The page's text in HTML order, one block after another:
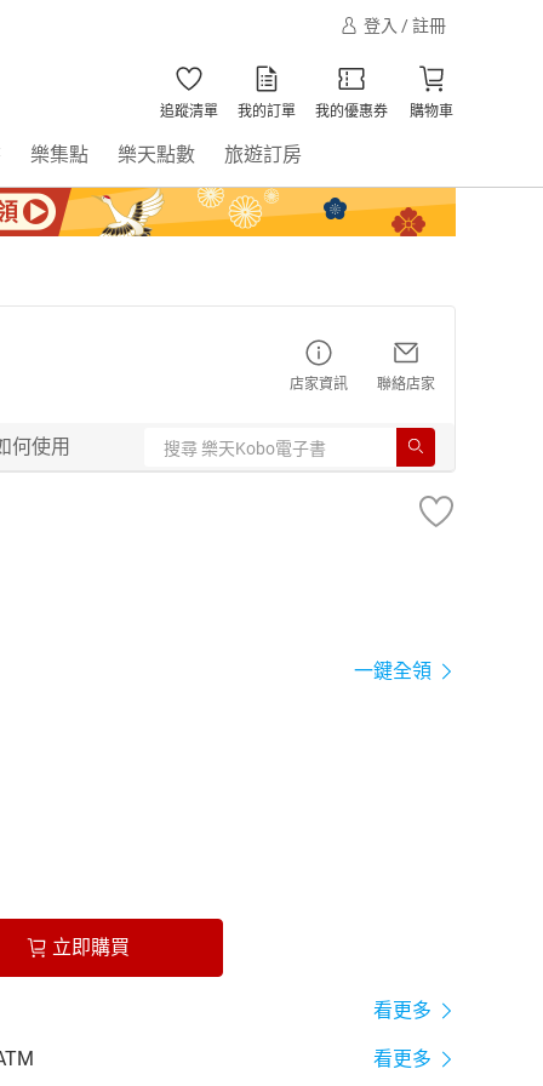
登入 / 註冊
追蹤清單 我的訂單 我的優惠券 購物車
樂集點 樂天點數 旅遊訂房
店家資訊 聯絡店家
何使用
一鍵全領
立即購買
看更多
看更多